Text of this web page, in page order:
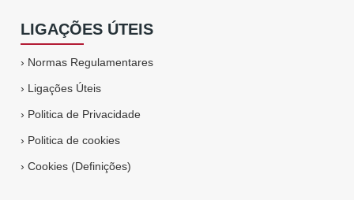
LIGAÇÕES ÚTEIS
› Normas Regulamentares
› Ligações Úteis
› Politica de Privacidade
› Politica de cookies
›Cookies (Definições)